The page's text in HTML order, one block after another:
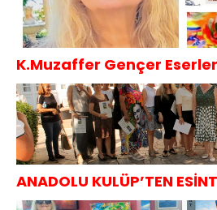
K.Muzaffer Gençer
ANADOLU KULÜP’TEN